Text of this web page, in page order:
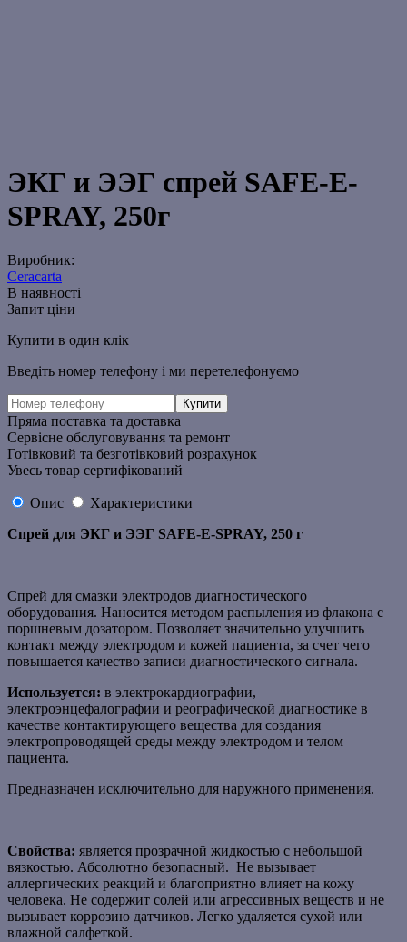
ЭКГ и ЭЭГ спрей SAFE-E-
SPRAY, 250г
Виробник:
Ceracarta
В наявності
Запит ціни
Купити в один клік
Введіть номер телефону і ми перетелефонуємо
Пряма поставка та доставка
Сервісне обслуговування та ремонт
Готівковий та безготівковий розрахунок
Увесь товар сертифікований
Опис
Характеристики
Спрей для ЭКГ и ЭЭГ SAFE-E-SPRAY, 250 г
Спрей для смазки электродов диагностического
оборудования. Наносится методом распыления из флакона с
поршневым дозатором. Позволяет значительно улучшить
контакт между электродом и кожей пациента, за счет чего
повышается качество записи диагностического сигнала.
Используется: в электрокардиографии,
электроэнцефалографии и реографической диагностике в
качестве контактирующего вещества для создания
электропроводящей среды между электродом и телом
пациента.
Предназначен исключительно для наружного применения.
Свойства: является прозрачной жидкостью с небольшой
вязкостью. Абсолютно безопасный. Не вызывает
аллергических реакций и благоприятно влияет на кожу
человека. Не содержит солей или агрессивных веществ и не
вызывает коррозию датчиков. Легко удаляется сухой или
влажной салфеткой.